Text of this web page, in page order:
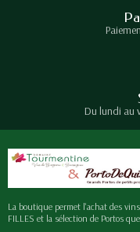
Du lundi au
La boutique permet l'achat des
FILLES et la sélection de Portos